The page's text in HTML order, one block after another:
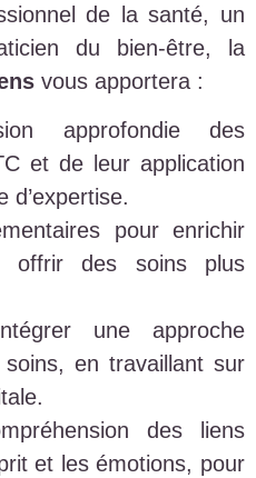
de la santé, un
du bien-être, la
vous apportera :
approfondie des
et de leur application
d’expertise.
pour enrichir
offrir des soins plus
une approche
en travaillant sur
des liens
et les émotions, pour